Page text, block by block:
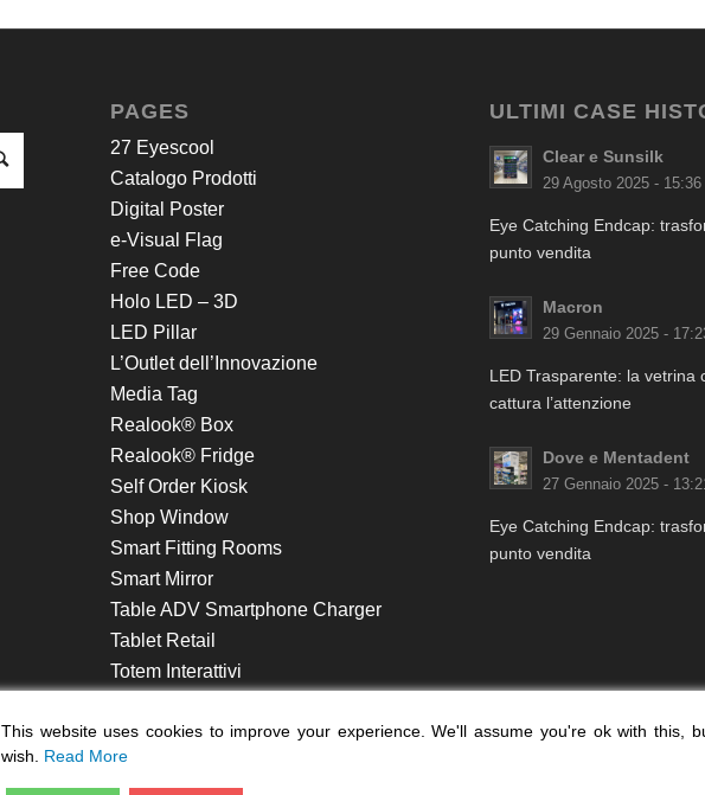
PAGES
27 Eyescool
Catalogo Prodotti
Digital Poster
e-Visual Flag
Free Code
Holo LED – 3D
LED Pillar
L’Outlet dell’Innovazione
Media Tag
Realook® Box
Realook® Fridge
Self Order Kiosk
Shop Window
Smart Fitting Rooms
Smart Mirror
Table ADV Smartphone Charger
Tablet Retail
Totem Interattivi
ULTIMI CASE
Clear e Sunsilk
29 Agosto 2025 - 15:36
Eye Catching Endcap:
punto vendita
Macron
29 Gennaio 2025 -
LED Trasparente: la vetrina
cattura l’attenzione
Dove e Mentadent
27 Gennaio 2025 -
Eye Catching Endcap:
punto vendita
This website uses cookies to improve your experience. We'll assume you're ok with this,
wish. Read More